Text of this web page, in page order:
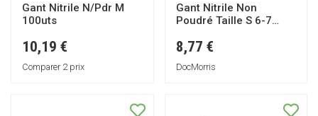
Gant Nitrile N/Pdr M
100uts
10,19 €
Comparer 2 prix
Gant Nitrile Non
Poudré Taille S 6-7
8,77 €
DocMorris